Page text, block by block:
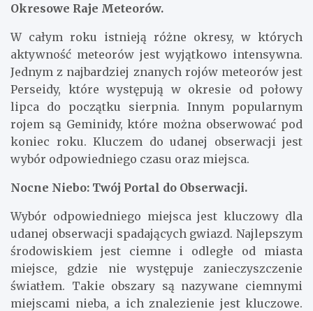
Okresowe Raje Meteorów.
W całym roku istnieją różne okresy, w których
aktywność meteorów jest wyjątkowo intensywna.
Jednym z najbardziej znanych rojów meteorów jest
Perseidy, które występują w okresie od połowy
lipca do początku sierpnia. Innym popularnym
rojem są Geminidy, które można obserwować pod
koniec roku. Kluczem do udanej obserwacji jest
wybór odpowiedniego czasu oraz miejsca.
Nocne Niebo: Twój Portal do Obserwacji.
Wybór odpowiedniego miejsca jest kluczowy dla
udanej obserwacji spadających gwiazd. Najlepszym
środowiskiem jest ciemne i odległe od miasta
miejsce, gdzie nie występuje zanieczyszczenie
światłem. Takie obszary są nazywane ciemnymi
miejscami nieba, a ich znalezienie jest kluczowe.